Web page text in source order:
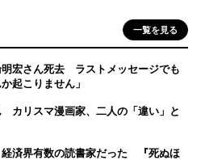
一覧を見る
宏さん死去 ラストメッセージでも
起こりません」
カリスマ漫画家、二人の「違い」と
済界有数の読書家だった 『死ぬほ